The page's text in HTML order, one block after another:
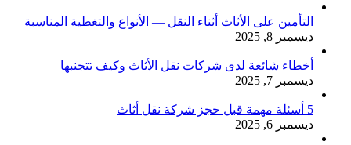
التأمين على الأثاث أثناء النقل — الأنواع والتغطية المناسبة
ديسمبر 8, 2025
أخطاء شائعة لدى شركات نقل الأثاث وكيف تتجنبها
ديسمبر 7, 2025
5 أسئلة مهمة قبل حجز شركة نقل أثاث
ديسمبر 6, 2025